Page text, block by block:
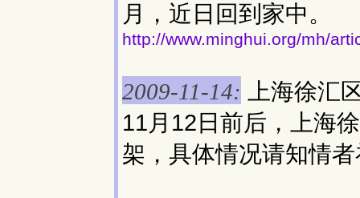
月，近日回到家中。
http://www.minghui.org/mh/
2009-11-14: 上海徐汇
11月12日前后，上海
架，具体情况请知情